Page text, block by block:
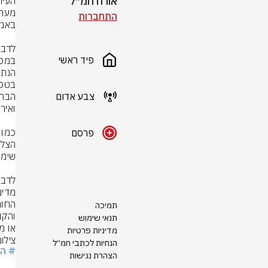
התחברות
פיד ראשי
צבע אדום
פרסם
תמיכה
תנאי שימוש
מדיניות פרטיות
הנחיות לכתבי חמ״ל
הצהרת נגישות
או
#